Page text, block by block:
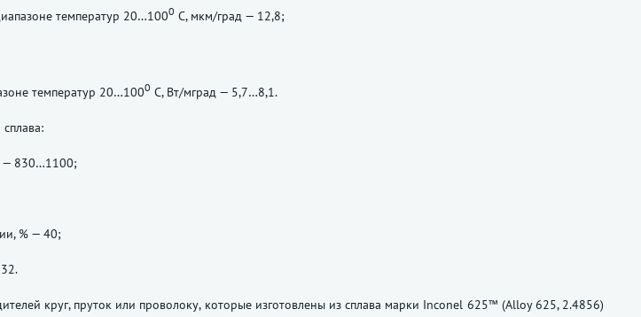
температур 20…1000 С, мкм/град — 12,8;
температур 20…1000 С, Вт/мград — 5,7…8,1.
— 830…1100;
% — 40;
круг, пруток или проволоку, которые изготовлены из сплава марки Inconel 625™ (Alloy 625, 2.4856)